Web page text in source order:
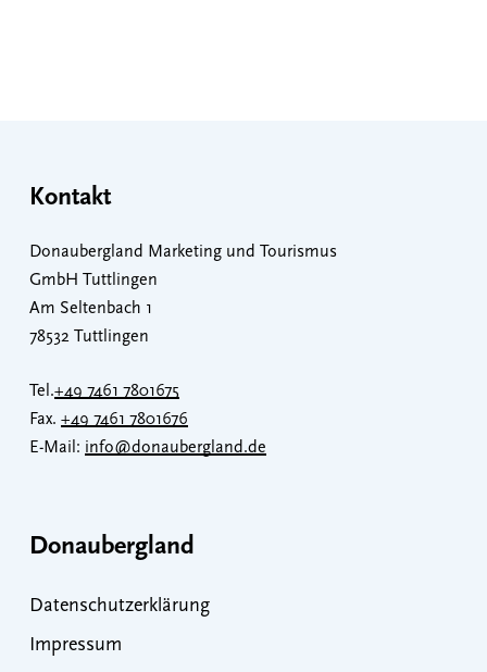
Kontakt
Donaubergland Marketing und Tourismus
GmbH Tuttlingen
Am Seltenbach 1
78532 Tuttlingen
Tel.+49 7461 7801675
Fax. +49 7461 7801676
E-Mail: info@donaubergland.de
Donaubergland
Datenschutzerklärung
Impressum